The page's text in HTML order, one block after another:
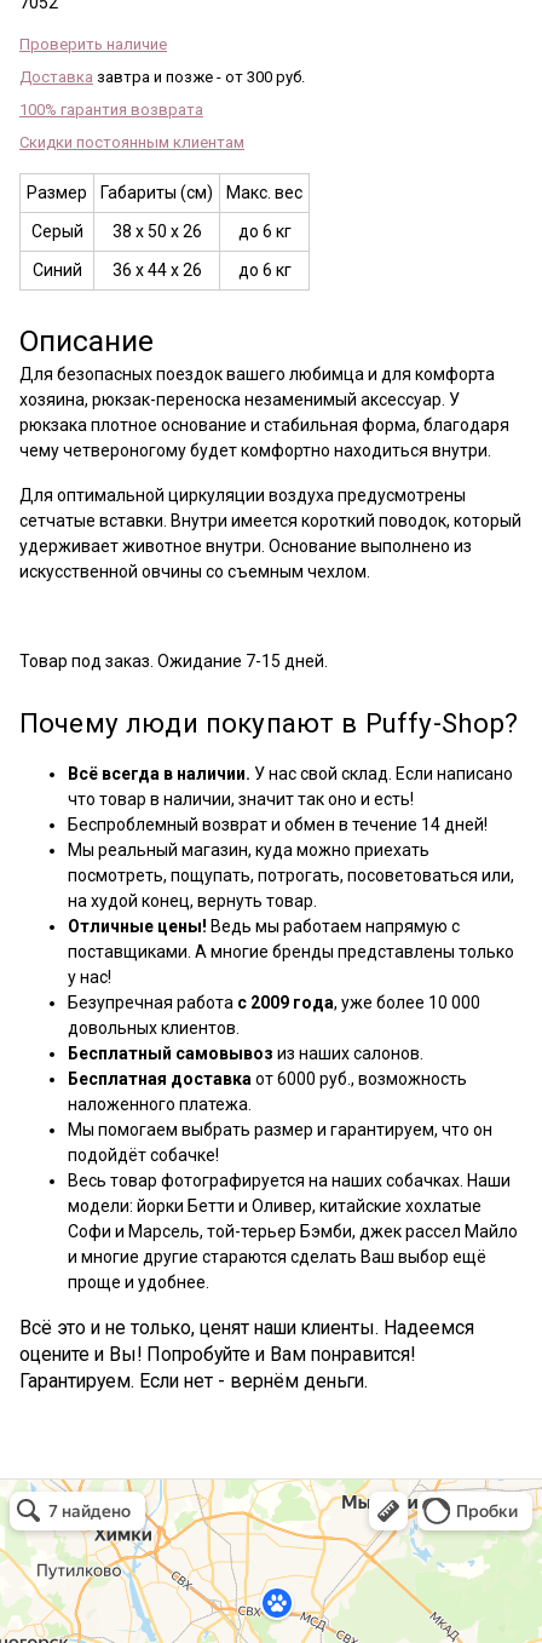
Проверить наличие
Доставка завтра и позже - от 300 руб.
100% гарантия возврата
Скидки постоянным клиентам
Размер Габариты (см)
Макс. вес
Серый
38 х 50 х 26
до 6 кг
Синий
36 х 44 х 26 до 6 кг
Описание
Для безопасных поездок вашего любимца и для комфорта
хозяина, рюкзак-переноска незаменимый аксессуар. У
рюкзака плотное основание и стабильная форма, благодаря
чему четвероногому будет комфортно находиться внутри.
Для оптимальной циркуляции воздуха предусмотрены
сетчатые вставки. Внутри имеется короткий поводок, который
удерживает животное внутри. Основание выполнено из
искусственной овчины со съемным чехлом.
Товар под заказ. Ожидание 7-15 дней.
Почему люди покупают в Puffy-Shop?
Всё всегда в наличии. У нас свой склад. Если написано
что товар в наличии, значит так оно и есть!
Беспроблемный возврат и обмен в течение 14 дней!
Мы реальный магазин, куда можно приехать
посмотреть, пощупать, потрогать, посоветоваться или,
на худой конец, вернуть товар.
Отличные цены! Ведь мы работаем напрямую с
поставщиками. А многие бренды представлены только
у нас!
Безупречная работа с 2009 года, уже более 10 000
довольных клиентов.
Бесплатный самовывоз из наших салонов.
Бесплатная доставка от 6000 руб., возможность
наложенного платежа.
Мы помогаем выбрать размер и гарантируем, что он
подойдёт собачке!
Весь товар фотографируется на наших собачках. Наши
модели: йорки Бетти и Оливер, китайские хохлатые
Софи и Марсель, той-терьер Бэмби, джек рассел Майло
и многие другие стараются сделать Ваш выбор ещё
проще и удобнее.
Всё это и не только, ценят наши клиенты. Надеемся
оцените и Вы! Попробуйте и Вам понравится!
Гарантируем. Если нет - вернём деньги.